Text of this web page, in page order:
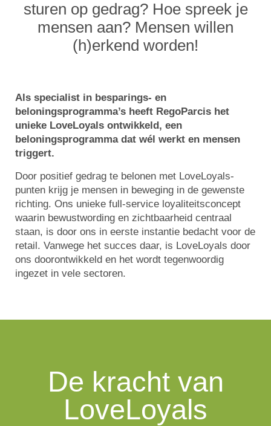
sturen op gedrag? Hoe spreek je
mensen aan? Mensen willen
(h)erkend worden!
Als specialist in besparings- en
beloningsprogramma’s heeft RegoParcis het
unieke LoveLoyals ontwikkeld, een
beloningsprogramma dat wél werkt en mensen
triggert.
Door positief gedrag te belonen met LoveLoyals-
punten krijg je mensen in beweging in de gewenste
richting. Ons unieke full-service loyaliteitsconcept
waarin bewustwording en zichtbaarheid centraal
staan, is door ons in eerste instantie bedacht voor de
retail. Vanwege het succes daar, is LoveLoyals door
ons doorontwikkeld en het wordt tegenwoordig
ingezet in vele sectoren.
De kracht van
LoveLoyals